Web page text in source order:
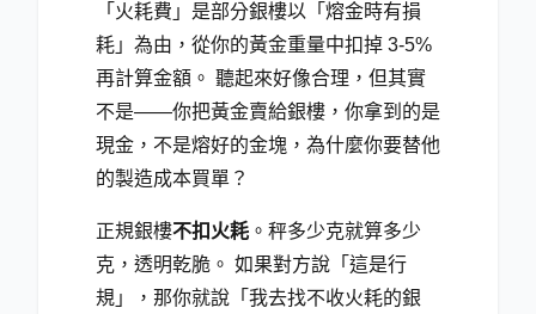
「火耗費」是部分銀樓以「熔金時有損
耗」為由，從你的黃金重量中扣掉 3-5%
再計算金額。 聽起來好像合理，但其實
不是——你把黃金賣給銀樓，你拿到的是
現金，不是熔好的金塊，為什麼你要替他
的製造成本買單？
正規銀樓不扣火耗 。秤多少克就算多少
克，透明乾脆。 如果對方說「這是行
規」，那你就說「我去找不收火耗的銀